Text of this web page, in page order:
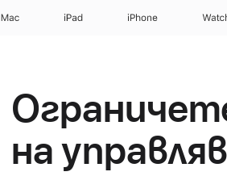
Mac iPad iPhone
на